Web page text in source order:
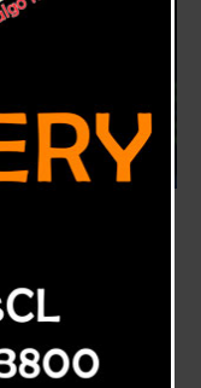
dejado iniciativa en
Alta.
mixta aprobara
y disposición de